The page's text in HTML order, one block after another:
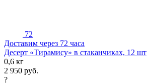
72
Доставим через 72 часа
Десерт «Тирамису» в стаканчиках, 12 шт
0,6 кг
2 950 руб.
?